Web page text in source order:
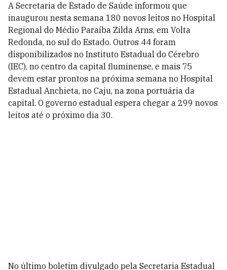
A Secretaria de Estado de Saúde informou que
inaugurou nesta semana 180 novos leitos no Hospital
Regional do Médio Paraíba Zilda Arns, em Volta
Redonda, no sul do Estado. Outros 44 foram
disponibilizados no Instituto Estadual do Cérebro
(IEC), no centro da capital fluminense, e mais 75
devem estar prontos na próxima semana no Hospital
Estadual Anchieta, no Caju, na zona portuária da
capital. O governo estadual espera chegar a 299 novos
leitos até o próximo dia 30.
No último boletim divulgado pela Secretaria Estadual